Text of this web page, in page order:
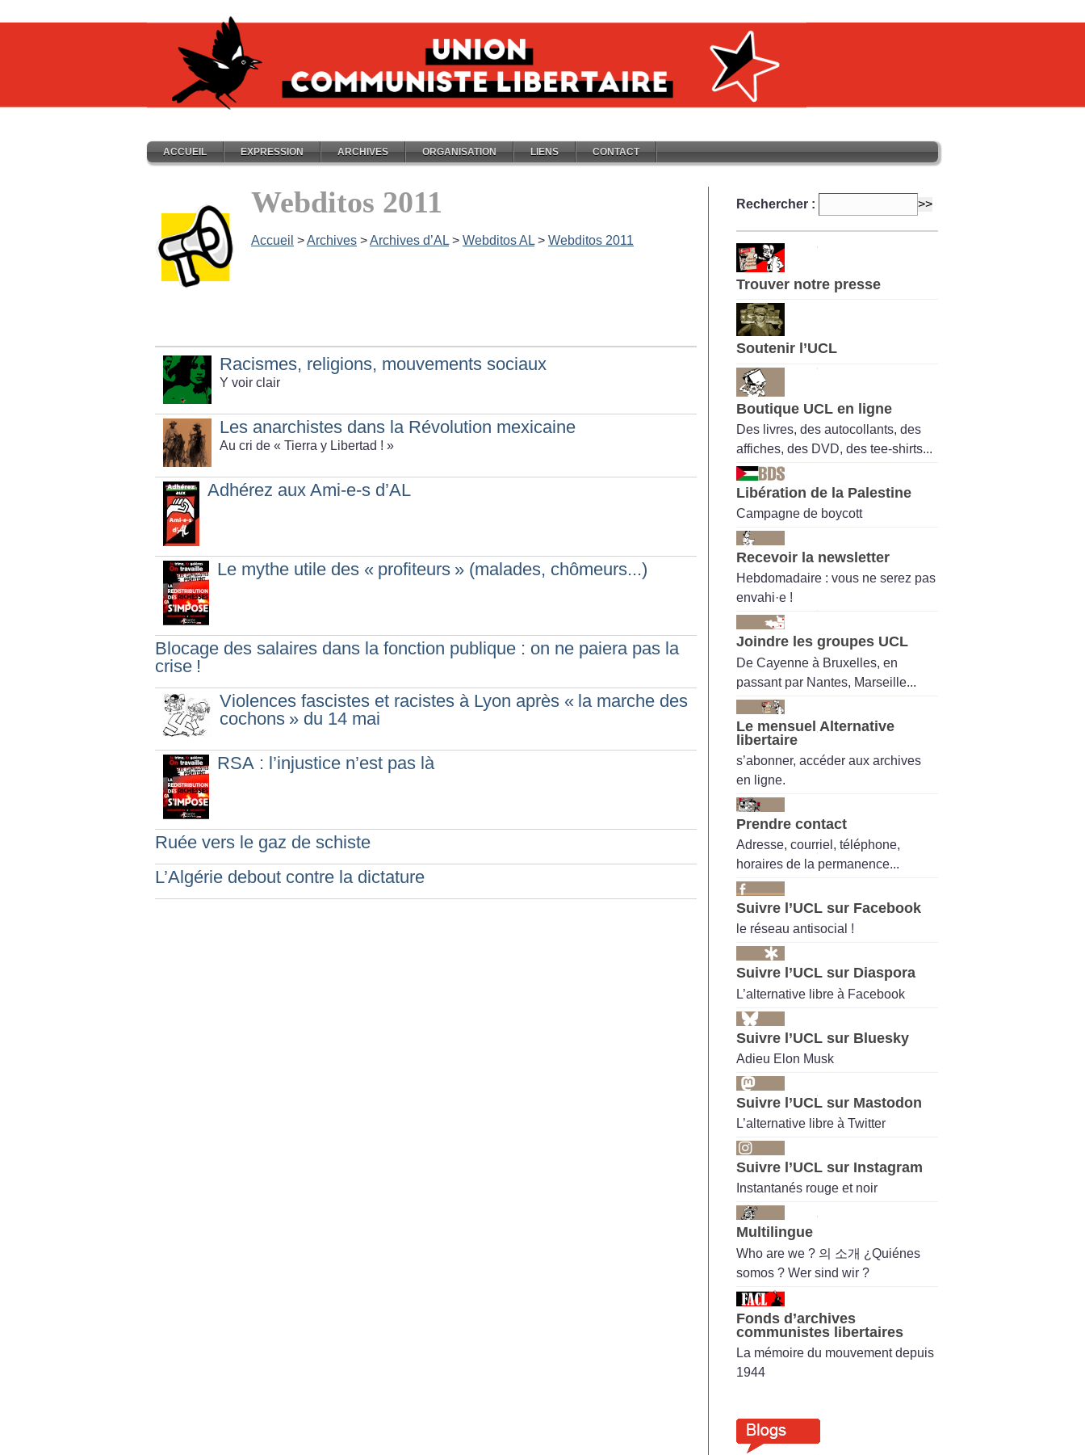
ACCUEIL EXPRESSION ARCHIVES ORGANISATION LIENS CONTACT
Webditos 2011
Accueil >Archives >Archives d’AL > Webditos AL > Webditos 2011
Racismes, religions, mouvements sociaux
Y voir clair
Les anarchistes dans la Révolution mexicaine
Au cri de « Tierra y Libertad ! »
Adhérez aux Ami-e-s d’AL
Le mythe utile des « profiteurs » (malades, chômeurs...)
Blocage des salaires dans la fonction publique : on ne paiera pas la
crise !
Violences fascistes et racistes à Lyon après « la marche des
cochons » du 14 mai
RSA : l’injustice n’est pas là
Ruée vers le gaz de schiste
L’Algérie debout contre la dictature
Rechercher :
Trouver notre presse
Soutenir l’UCL
Boutique UCL en ligne
Des livres, des autocollants, des
affiches, des DVD, des tee-shirts...
Libération de la Palestine
Campagne de boycott
Recevoir la newsletter
Hebdomadaire : vous ne serez pas
envahi·e !
Joindre les groupes UCL
De Cayenne à Bruxelles, en
passant par Nantes, Marseille...
Le mensuel Alternative
libertaire
s’abonner, accéder aux archives
en ligne.
Prendre contact
Adresse, courriel, téléphone,
horaires de la permanence...
Suivre l’UCL sur Facebook
le réseau antisocial !
Suivre l’UCL sur Diaspora
L’alternative libre à Facebook
Suivre l’UCL sur Bluesky
Adieu Elon Musk
Suivre l’UCL sur Mastodon
L’alternative libre à Twitter
Suivre l’UCL sur Instagram
Instantanés rouge et noir
Multilingue
Who are we ? 의 소개 ¿Quiénes
somos ? Wer sind wir ?
Fonds d’archives
communistes libertaires
La mémoire du mouvement depuis
1944